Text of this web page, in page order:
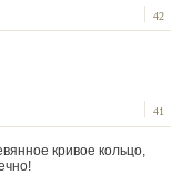
42
41
кривое кольцо,